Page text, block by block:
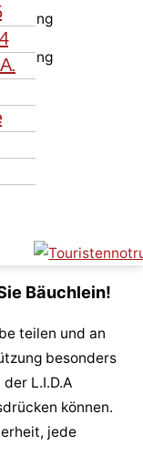
Bäuchlein!
teilen und an
besonders
L.I.D.A
können.
jede